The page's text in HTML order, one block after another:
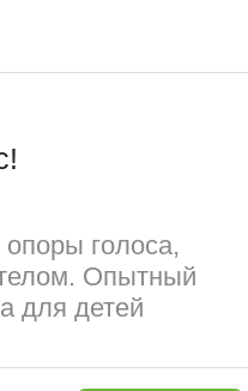
голоса,
Опытный
для детей